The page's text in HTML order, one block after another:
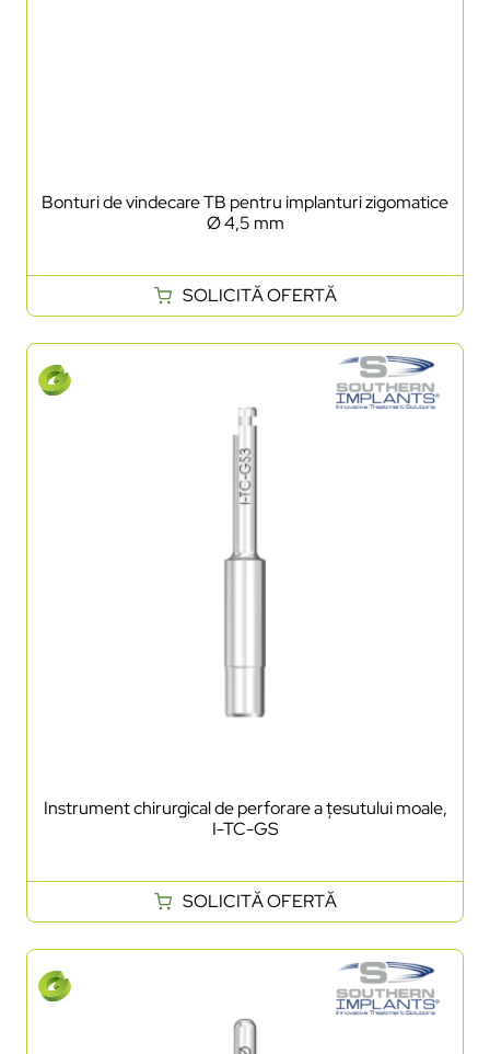
Bonturi de vindecare TB pentru implanturi zigomatice
Ø 4,5 mm
SOLICITĂ OFERTĂ
Instrument chirurgical de perforare a țesutului moale,
I-TC-GS
SOLICITĂ OFERTĂ